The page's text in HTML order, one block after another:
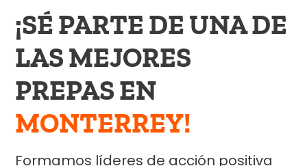
¡SÉ PARTE DE UNA DE
LAS MEJORES
PREPAS EN
MONTERREY!
Formamos líderes de acción positiva